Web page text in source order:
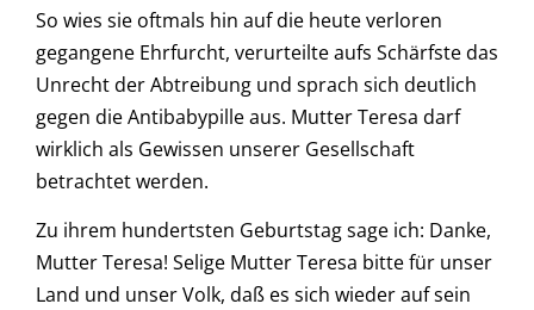
So wies sie oftmals hin auf die heute verloren
gegangene Ehrfurcht, verurteilte aufs Schärfste das
Unrecht der Abtreibung und sprach sich deutlich
gegen die Antibabypille aus. Mutter Teresa darf
wirklich als Gewissen unserer Gesellschaft
betrachtet werden.
Zu ihrem hundertsten Geburtstag sage ich: Danke,
Mutter Teresa! Selige Mutter Teresa bitte für unser
Land und unser Volk, daß es sich wieder auf sein